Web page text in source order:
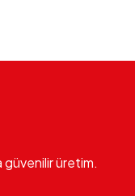
güvenilir üretim.